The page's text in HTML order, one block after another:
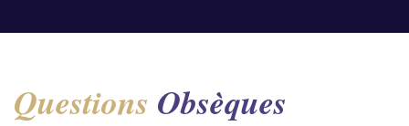
Questions Obsèques